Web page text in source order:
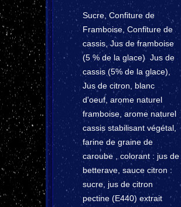
Sucre, Confiture de
Framboise, Confiture de
cassis, Jus de framboise
(5 % de la glace) Jus de
cassis (5% de la glace),
Jus de citron, blanc
d'oeuf, arome naturel
framboise, arome naturel
cassis stabilisant végétal,
farine de graine de
caroube , colorant : jus de
betterave, sauce citron :
sucre, jus de citron
pectine (E440) extrait